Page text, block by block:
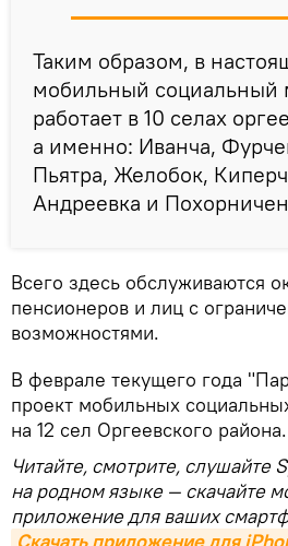
Таким образом, в
мобильный социальный
работает в 10 селах
а именно: Иванча,
Пьятра, Желобок,
Андреевка и
Всего здесь обслуживаются
пенсионеров и лиц с
возможностями.
В феврале текущего года
проект мобильных
на 12 сел Оргеевского района.
Читайте, смотрите, слушайте
на родном языке — скачайте
приложение для ваших